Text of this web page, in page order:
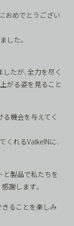
おめでとうござい
した。
たが、全力を尽く
がる姿を見ること
機会を与えてく
くれるValkeINに、
と製品で私たちを
謝します。
きることを楽しみ